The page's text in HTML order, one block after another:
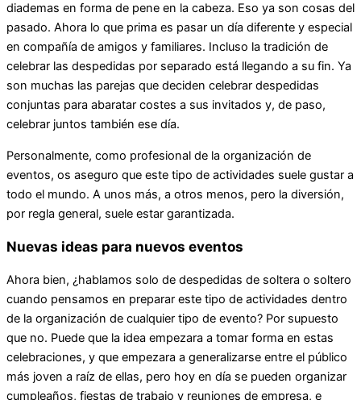
diademas en forma de pene en la cabeza. Eso ya son cosas del
pasado. Ahora lo que prima es pasar un día diferente y especial
en compañía de amigos y familiares. Incluso la tradición de
celebrar las despedidas por separado está llegando a su fin. Ya
son muchas las parejas que deciden celebrar despedidas
conjuntas para abaratar costes a sus invitados y, de paso,
celebrar juntos también ese día.
Personalmente, como profesional de la organización de
eventos, os aseguro que este tipo de actividades suele gustar a
todo el mundo. A unos más, a otros menos, pero la diversión,
por regla general, suele estar garantizada.
Nuevas ideas para nuevos eventos
Ahora bien, ¿hablamos solo de despedidas de soltera o soltero
cuando pensamos en preparar este tipo de actividades dentro
de la organización de cualquier tipo de evento? Por supuesto
que no. Puede que la idea empezara a tomar forma en estas
celebraciones, y que empezara a generalizarse entre el público
más joven a raíz de ellas, pero hoy en día se pueden organizar
cumpleaños, fiestas de trabajo y reuniones de empresa, e